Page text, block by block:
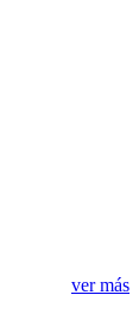
ver más